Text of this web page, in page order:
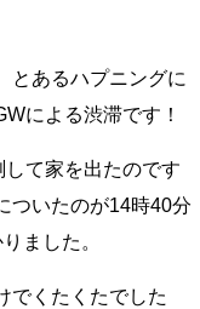
とあるハプニングに
による渋滞です！
て家を出たのです
ついたのが14時40分
ました。
でくたくたでした